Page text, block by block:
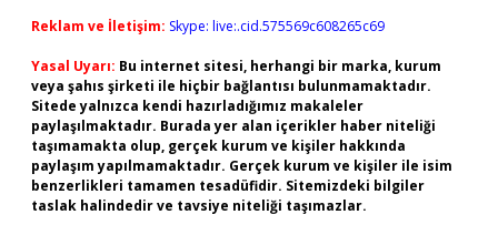
Reklam ve İletişim: Skype: live:.cid.575569c608265c69
Yasal Uyarı: Bu internet sitesi, herhangi bir marka, kurum
veya şahıs şirketi ile hiçbir bağlantısı bulunmamaktadır.
Sitede yalnızca kendi hazırladığımız makaleler
paylaşılmaktadır. Burada yer alan içerikler haber niteliği
taşımamakta olup, gerçek kurum ve kişiler hakkında
paylaşım yapılmamaktadır. Gerçek kurum ve kişiler ile isim
benzerlikleri tamamen tesadüfidir. Sitemizdeki bilgiler
taslak halindedir ve tavsiye niteliği taşımazlar.